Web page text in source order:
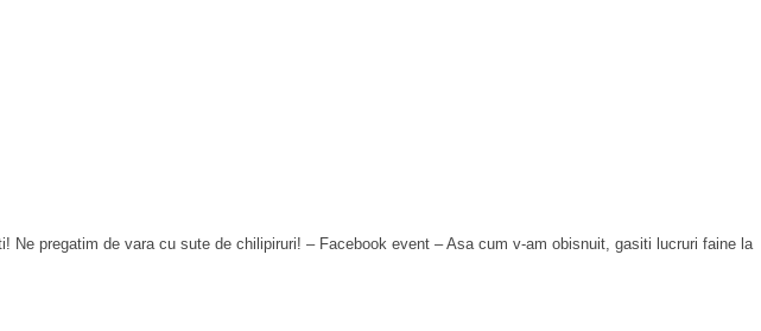
pregatim de vara cu sute de chilipiruri! – Facebook event – Asa cum v-am obisnuit, gasiti lucruri faine la